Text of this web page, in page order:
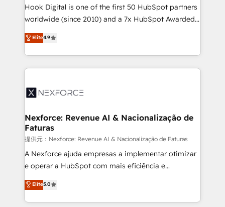
reach their full potential by providing transparent,
relationship-driven support. With over 300 HubSpot
technical know-how and strategic guidance you
need to succeed.
Hook Digital is one of the first 50 HubSpot partners
worldwide (since 2010) and a 7x HubSpot Awarded
Elite Partner. With 500+ projects across the U.S.,
Brazil, and LATAM, we combine global expertise with
regional experience. Today, we are Brazil’s largest
HubSpot Elite Partner—trusted by companies across
Implementation & Migration Onboarding across all
Station, Freshdesk, Intercom, and more. Custom
objects, automations, and integrations built for
growth. 🚀 AI-Driven GTM Orchestration Unify
HubSpot with LinkedIn, WhatsApp, email, paid
media, and AI voice to drive pipeline. 🤖 AI Custom
prospecting, follow-ups, service triage, and
knowledge retrieval—built in HubSpot. ⚡ Fast-Track
Elite4.9
Nexforce: Revenue AI & Nacionalização de
Faturas
提供元：Nexforce: Revenue AI & Nacionalização de Faturas
A Nexforce ajuda empresas a implementar otimizar
e operar a HubSpot com mais eficiência e
previsibilidade de receita. Combinamos Revenue
Operations (RevOps) e Inteligência Artificial para
estruturar processos integrar sistemas organizar
Elite5.0